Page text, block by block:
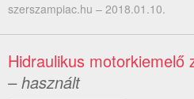
szerszampiac.hu – 2018.01.10.
Hidraulikus motorkiemelő
– használt